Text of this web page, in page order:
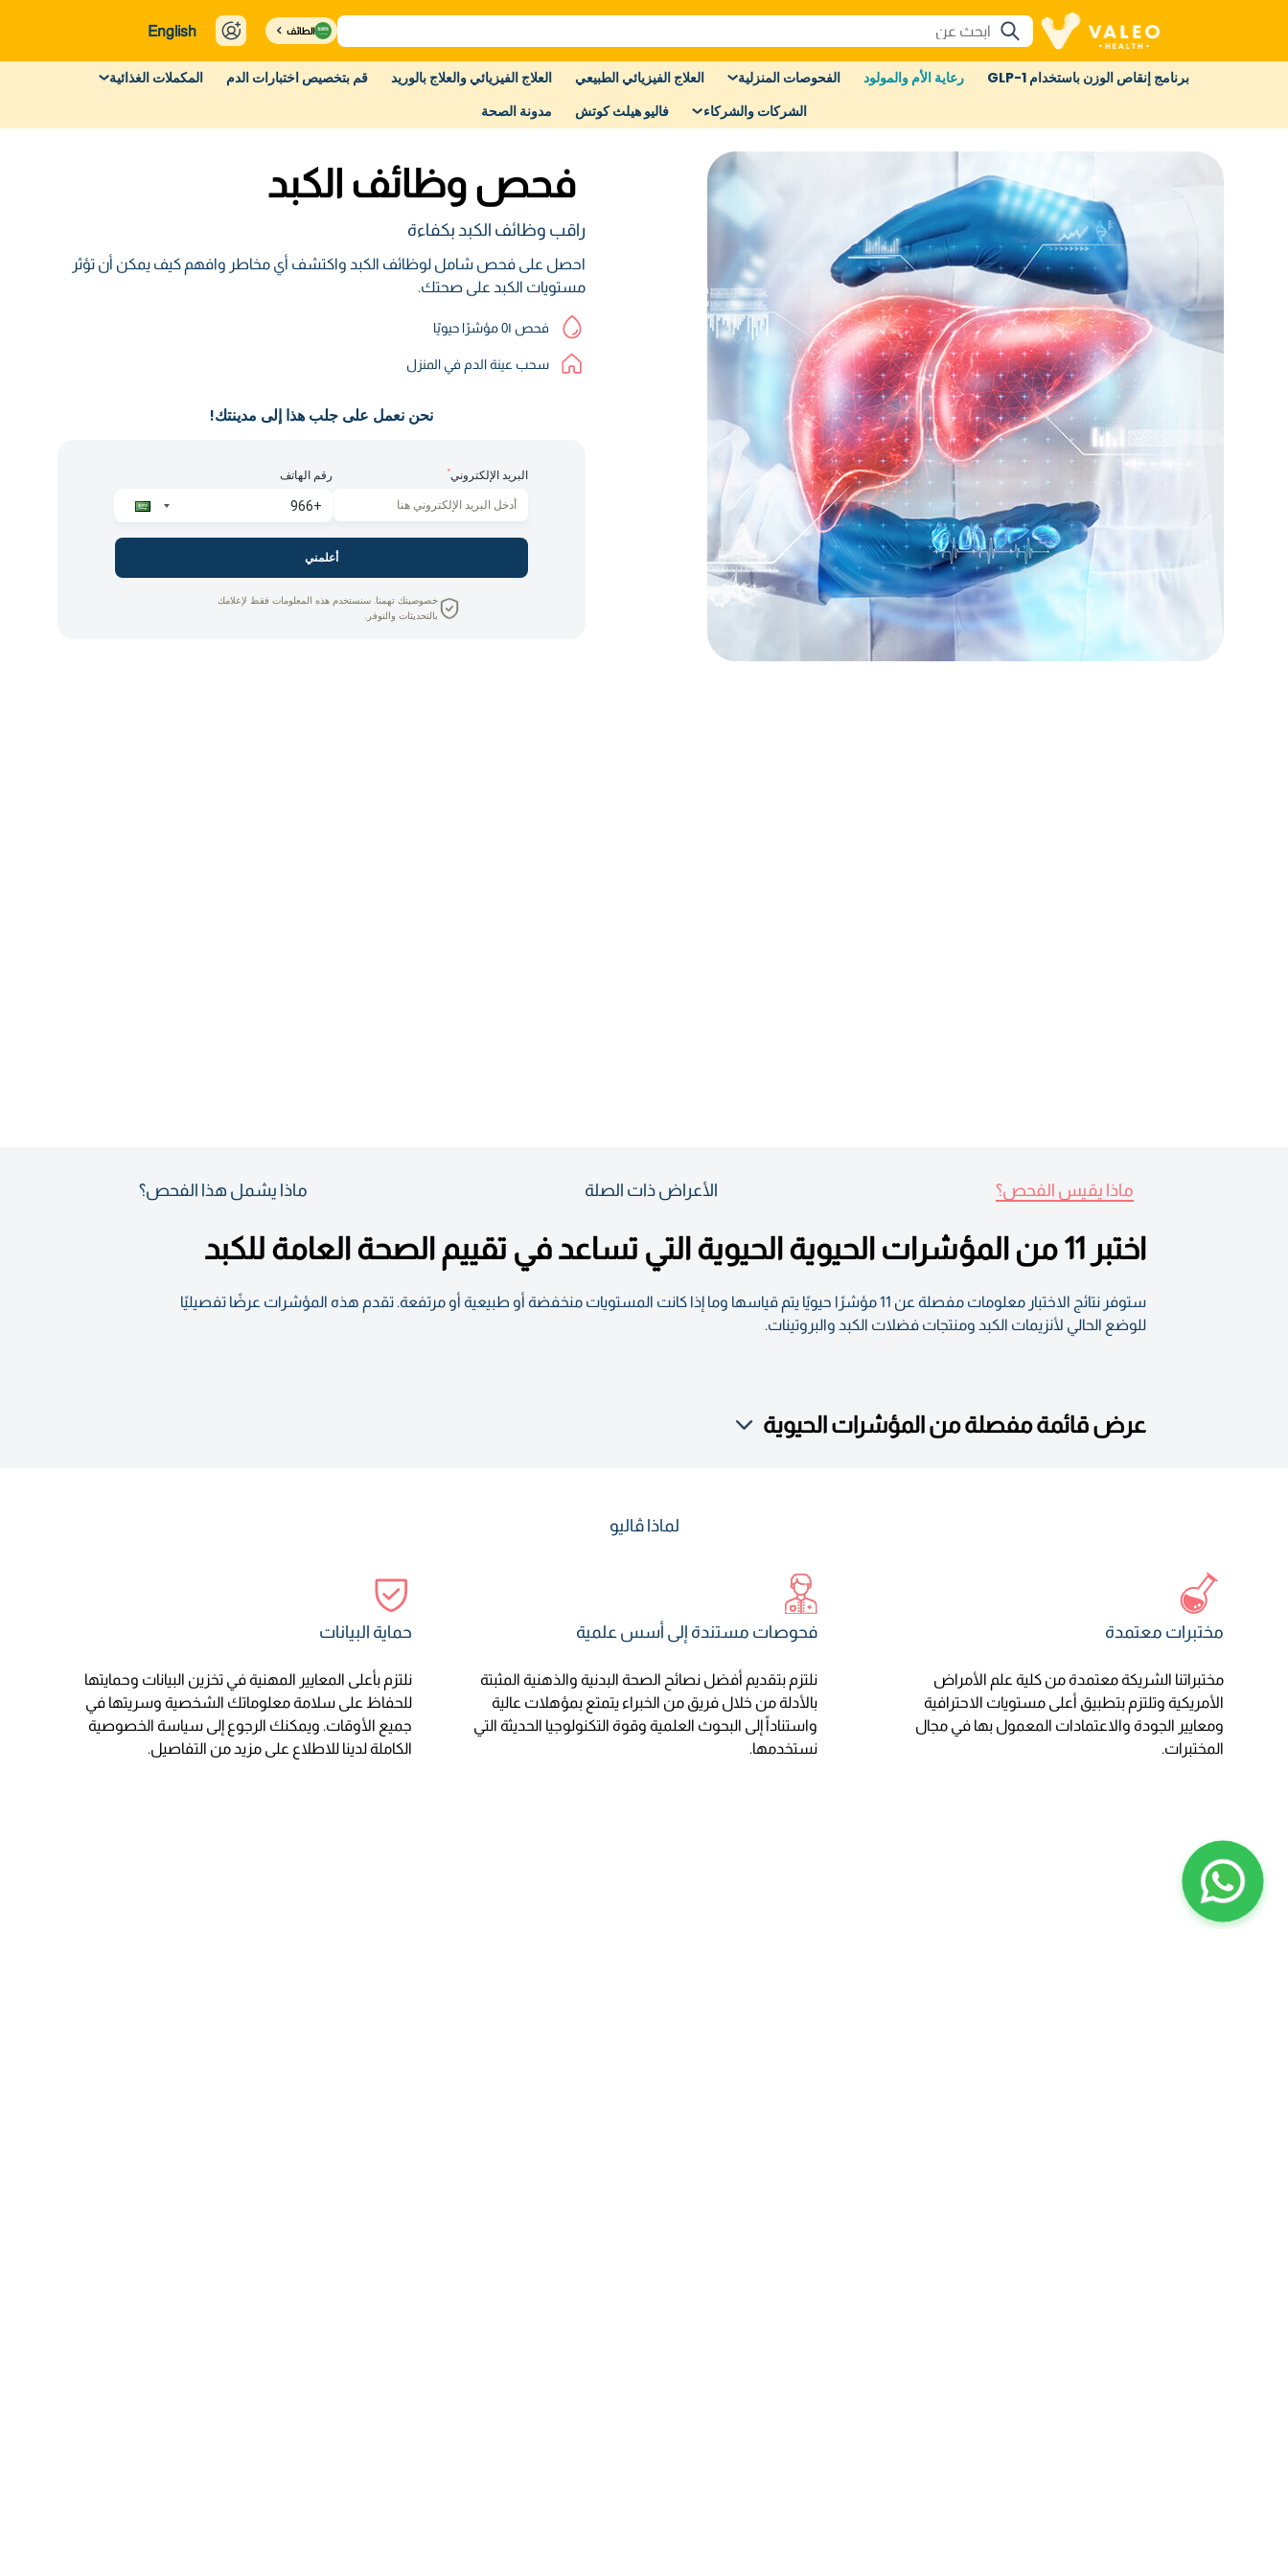
الطائف English
برنامج إنقاص الوزن باستخدام GLP-1 رعاية الأم والمولود الفحوصات المنزلية العلاج الفيزيائي الطبيعي العلاج الفيزيائي والعلاج بالوريد قم بتخصيص اختبارات الدم
المكملات الغذائية
الشركات والشركاء
فاليو هيلث كوتش مدونة الصحة
فحص وظائف الكبد
راقب وظائف الكبد بكفاءة
احصل على فحص شامل لوظائف الكبد واكتشف أي مخاطر وافهم كيف يمكن أن تؤثر
مستويات الكبد على صحتك.
فحص 0١ مؤشرًا حيويًا
سحب عينة الدم في المنزل
نحن نعمل على جلب هذا إلى مدينتك!
البريد الإلكتروني* رقم الهاتف
أعلمني
خصوصيتك تهمنا. سنستخدم هذه المعلومات فقط لإعلامك
بالتحديثات والتوفر.
ماذا يقيس الفحص؟ الأعراض ذات الصلة ماذا يشمل هذا الفحص؟
اختبر 11 من المؤشرات الحيوية الحيوية التي تساعد في تقييم الصحة العامة للكبد
ستوفر نتائج الاختبار معلومات مفصلة عن 11 مؤشرًا حيويًا يتم قياسها وما إذا كانت المستويات منخفضة أو طبيعية أو مرتفعة. تقدم هذه المؤشرات عرضًا تفصيليًا
للوضع الحالي لأنزيمات الكبد ومنتجات فضلات الكبد والبروتينات.
عرض قائمة مفصلة من المؤشرات الحيوية
لماذا ڤاليو
مختبرات معتمدة
مختبراتنا الشريكة معتمدة من كلية علم الأمراض
الأمريكية وتلتزم بتطبيق أعلى مستويات الاحترافية
ومعايير الجودة والاعتمادات المعمول بها في مجال
المختبرات.
فحوصات مستندة إلى أسس علمية
نلتزم بتقديم أفضل نصائح الصحة البدنية والذهنية المثبتة
بالأدلة من خلال فريق من الخبراء يتمتع بمؤهلات عالية
واستناداً إلى البحوث العلمية وقوة التكنولوجيا الحديثة التي
نستخدمها.
حماية البيانات
نلتزم بأعلى المعايير المهنية في تخزين البيانات وحمايتها
للحفاظ على سلامة معلوماتك الشخصية وسريتها في
جميع الأوقات. ويمكنك الرجوع إلى سياسة الخصوصية
الكاملة لدينا للاطلاع على مزيد من التفاصيل.